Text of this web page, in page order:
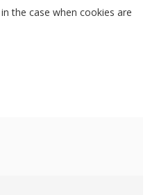
the case when cookies are